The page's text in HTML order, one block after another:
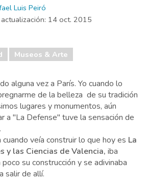
Luis Peiró
14 oct. 2015
Museos & Arte
alguna vez a París. Yo cuando lo
de la belleza de su tradición
lugares y monumentos, aún
a "La Defense" tuve la sensación de
veía construir lo que hoy es La
y las Ciencias de Valencia, iba
su construcción y se adivinaba
salir de allí.